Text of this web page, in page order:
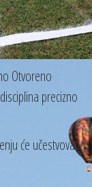
Otvoreno
precizno
će učestvovati